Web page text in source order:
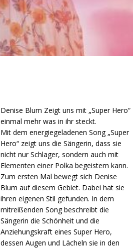
Denise Blum Zeigt uns mit „Super Hero“
einmal mehr was in ihr steckt.
Mit dem energiegeladenen Song „Super
Hero“ zeigt uns die Sängerin, dass sie
nicht nur Schlager, sondern auch mit
Elementen einer Polka begeistern kann.
Zum ersten Mal bewegt sich Denise
Blum auf diesem Gebiet. Dabei hat sie
ihren eigenen Stil gefunden. In dem
mitreißenden Song beschreibt die
Sängerin die Schönheit und die
Anziehungskraft eines Super Hero,
dessen Augen und Lächeln sie in den